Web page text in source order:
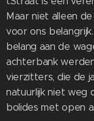
Maar niet alleen
voor ons
belang aan de
achterbank
vierzitters, die de
natuurlijk niet weg
bolides met open